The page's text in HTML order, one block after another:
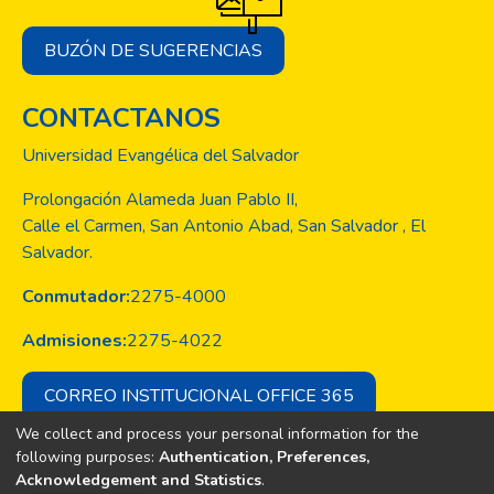
BUZÓN DE SUGERENCIAS
CONTACTANOS
Universidad Evangélica del Salvador
Prolongación Alameda Juan Pablo II,
Calle el Carmen, San Antonio Abad, San Salvador , El
Salvador.
Conmutador:2275-4000
Admisiones:2275-4022
CORREO INSTITUCIONAL OFFICE 365
Copyright © Todos los derechos son
We collect and process your personal information for the
following purposes: Authentication, Preferences,
Acknowledgement and Statistics.